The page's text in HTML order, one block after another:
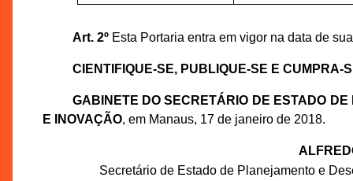
Art. 2ºEsta Portaria entra em vigor na data de
CIENTIFIQUE-SE, PUBLIQUE-SE E CUMPRA-
GABINETE DO SECRETÁRIO DE ESTADO
E INOVAÇÃO, em Manaus, 17 de janeiro de 2018.
Secretário de Estado de Planejamento e